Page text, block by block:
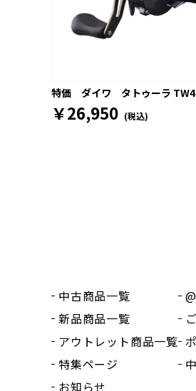
特価 ダイワ タトゥーラ
￥26,950 (税込)
中古商品一覧
新品商品一覧
アウトレット商品一覧
特集ページ
お知らせ